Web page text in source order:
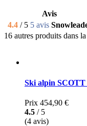
Avis
4.4 / 5 5 avis
16 autres produits dans
Ski alpin
Prix 454,90 €
4.5 / 5
(4 avis)